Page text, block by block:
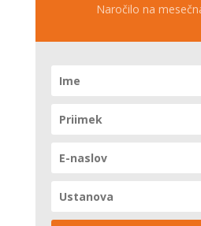
Naročilo na